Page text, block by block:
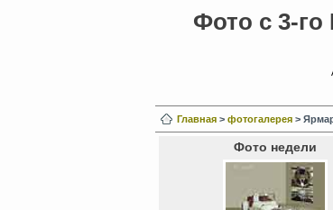
Фото с 3-
Главная > фотогалерея >
Фото недели